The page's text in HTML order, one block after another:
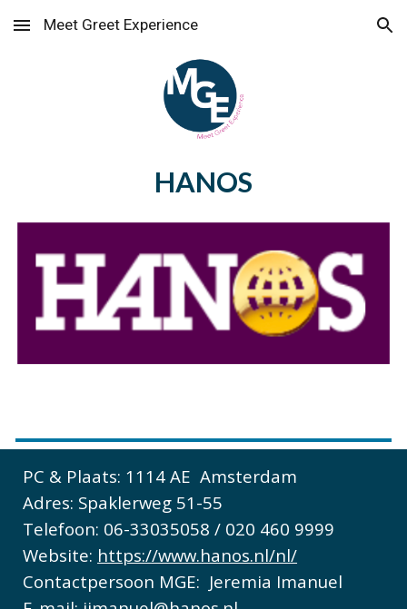
Skip to main content Skip to navigation
Meet Greet Experience
HANOS
PC & Plaats: 1114 AE Amsterdam
Adres: Spaklerweg 51-55
Telefoon: 06-33035058 / 020 460 9999
Website: https://www.hanos.nl/nl/
Contactpersoon MGE: Jeremia Imanuel